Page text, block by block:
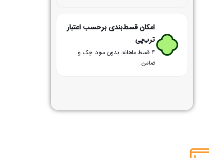
امکان قسط‌بندی برحسب اعتبار
ترب‌پی
۴ قسط ماهانه. بدون سود، چک و
ضامن.